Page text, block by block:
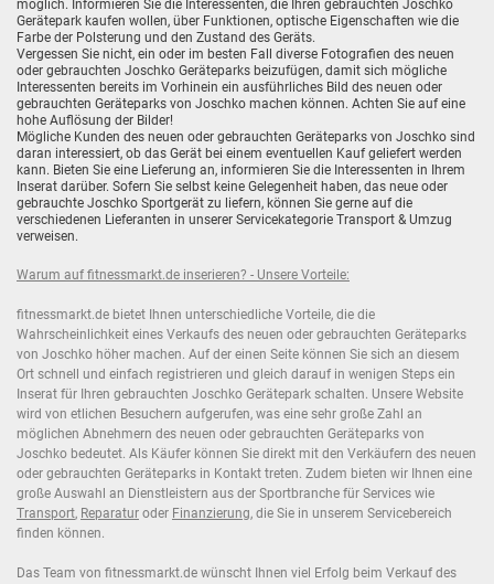
möglich. Informieren Sie die Interessenten, die Ihren gebrauchten Joschko
Gerätepark kaufen wollen, über Funktionen, optische Eigenschaften wie die
Farbe der Polsterung und den Zustand des Geräts.
Vergessen Sie nicht, ein oder im besten Fall diverse Fotografien des neuen
oder gebrauchten Joschko Geräteparks beizufügen, damit sich mögliche
Interessenten bereits im Vorhinein ein ausführliches Bild des neuen oder
gebrauchten Geräteparks von Joschko machen können. Achten Sie auf eine
hohe Auflösung der Bilder!
Mögliche Kunden des neuen oder gebrauchten Geräteparks von Joschko sind
daran interessiert, ob das Gerät bei einem eventuellen Kauf geliefert werden
kann. Bieten Sie eine Lieferung an, informieren Sie die Interessenten in Ihrem
Inserat darüber. Sofern Sie selbst keine Gelegenheit haben, das neue oder
gebrauchte Joschko Sportgerät zu liefern, können Sie gerne auf die
verschiedenen Lieferanten in unserer Servicekategorie Transport & Umzug
verweisen.
Warum auf fitnessmarkt.de inserieren? - Unsere Vorteile:
fitnessmarkt.de bietet Ihnen unterschiedliche Vorteile, die die
Wahrscheinlichkeit eines Verkaufs des neuen oder gebrauchten Geräteparks
von Joschko höher machen. Auf der einen Seite können Sie sich an diesem
Ort schnell und einfach registrieren und gleich darauf in wenigen Steps ein
Inserat für Ihren gebrauchten Joschko Gerätepark schalten. Unsere Website
wird von etlichen Besuchern aufgerufen, was eine sehr große Zahl an
möglichen Abnehmern des neuen oder gebrauchten Geräteparks von
Joschko bedeutet. Als Käufer können Sie direkt mit den Verkäufern des neuen
oder gebrauchten Geräteparks in Kontakt treten. Zudem bieten wir Ihnen eine
große Auswahl an Dienstleistern aus der Sportbranche für Services wie
Transport, Reparatur oder Finanzierung, die Sie in unserem Servicebereich
finden können.
Das Team von fitnessmarkt.de wünscht Ihnen viel Erfolg beim Verkauf des